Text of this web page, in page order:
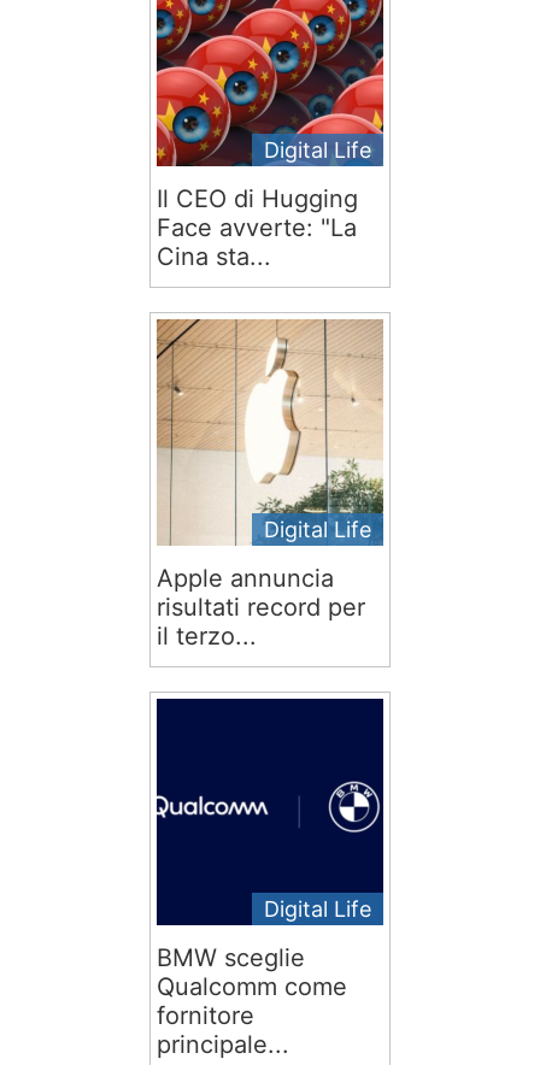
Digital Life
Il CEO di Hugging
Face avverte: "La
Cina sta...
Digital Life
Apple annuncia
risultati record per
il terzo...
Digital Life
BMW sceglie
Qualcomm come
fornitore
principale...